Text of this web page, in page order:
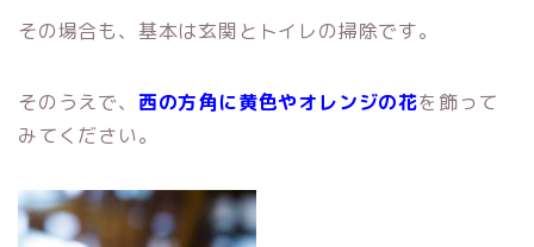
その場合も、基本は玄関とトイレの掃除です。
そのうえで、 西の方角に黄色やオレンジの花を飾って
みてください。